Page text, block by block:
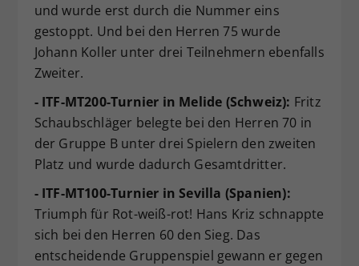
und wurde erst durch die Nummer eins
gestoppt. Und bei den Herren 75 wurde
Johann Koller unter drei Teilnehmern ebenfalls
Zweiter.
- ITF-MT200-Turnier in Melide (Schweiz): Fritz
Schaubschläger belegte bei den Herren 70 in
der Gruppe B unter drei Spielern den zweiten
Platz und wurde dadurch Gesamtdritter.
- ITF-MT100-Turnier in Sevilla (Spanien):
Triumph für Rot-weiß-rot! Hans Kriz schnappte
sich bei den Herren 60 den Sieg. Das
entscheidende Gruppenspiel gewann er gegen